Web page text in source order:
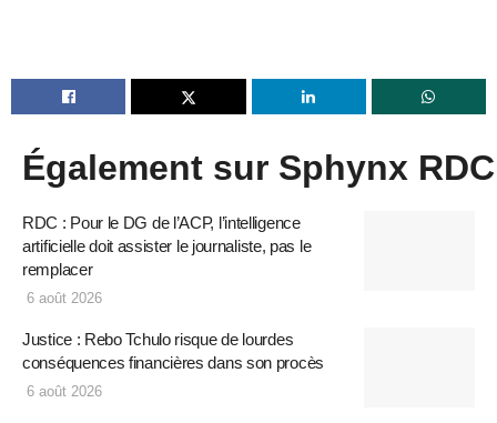
Également sur Sphynx RDC
RDC : Pour le DG de l’ACP, l’intelligence
artificielle doit assister le journaliste, pas le
remplacer
6 août 2026
Justice : Rebo Tchulo risque de lourdes
conséquences financières dans son procès
6 août 2026